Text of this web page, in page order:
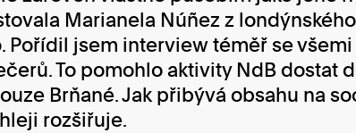
Marianela Núñez z
Pořídil jsem interview téměř se
To pomohlo aktivity NdB dostat
Brňané. Jak přibývá obsahu na
rozšiřuje.